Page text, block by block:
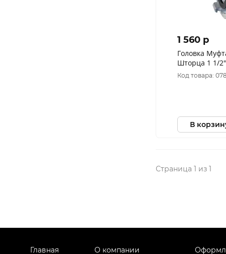
1 560 p
Головка
Шторца 1 1/
С=2х1 1/2 C
0903061375
Код товара:
В
Страница 1 из 1
Главная О компании